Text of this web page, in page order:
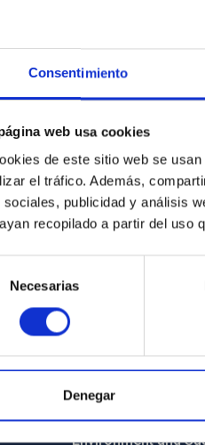
Consentimiento
web usa cookies
de este sitio web se
el tráfico. Además,
sociales, publicidad y análisis
recopilado a partir del uso
Necesarias
Denegar
lighting
ABOUT THE IAC
Environment and